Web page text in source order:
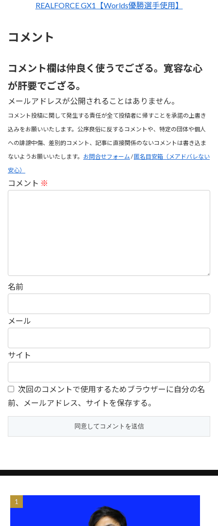
REALFORCE GX1【Worlds優勝選手使用】
コメント
コメント欄は仲良く使うでござる。寛容な心
が肝要でござる。
メールアドレスが公開されることはありません。
コメント投稿に関して発生する責任が全て投稿者に帰すことを承諾の上書き
込みをお願いいたします。公序良俗に反するコメントや、特定の団体や個人
への誹謗中傷、差別的コメント、記事に直接関係のないコメントは書き込ま
ないようお願いいたします。 お問合せフォーム /匿名目安箱（メアドバレない
安心）
コメント ※
名前
メール
サイト
次回のコメントで使用するためブラウザーに自分の名
前、メールアドレス、サイトを保存する。